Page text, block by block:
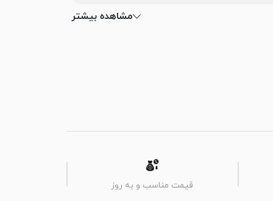
مشاهده بیشتر
قیمت مناسب و به روز